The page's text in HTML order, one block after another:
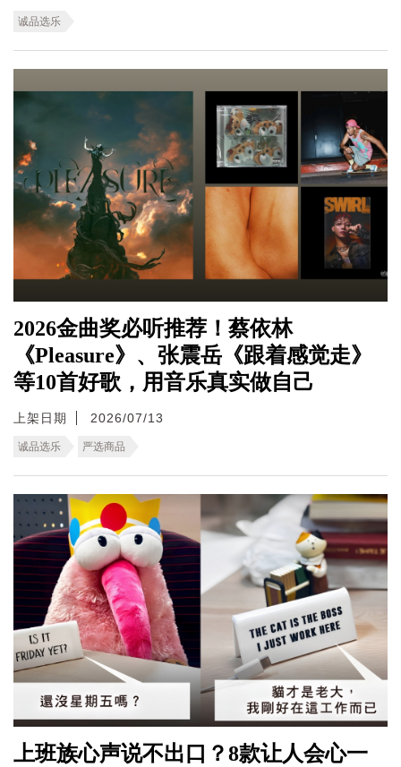
诚品选乐
2026金曲奖必听推荐！蔡依林
《Pleasure》、张震岳《跟着感觉走》
等10首好歌，用音乐真实做自己
上架日期 2026/07/13
诚品选乐 严选商品
上班族心声说不出口？8款让人会心一